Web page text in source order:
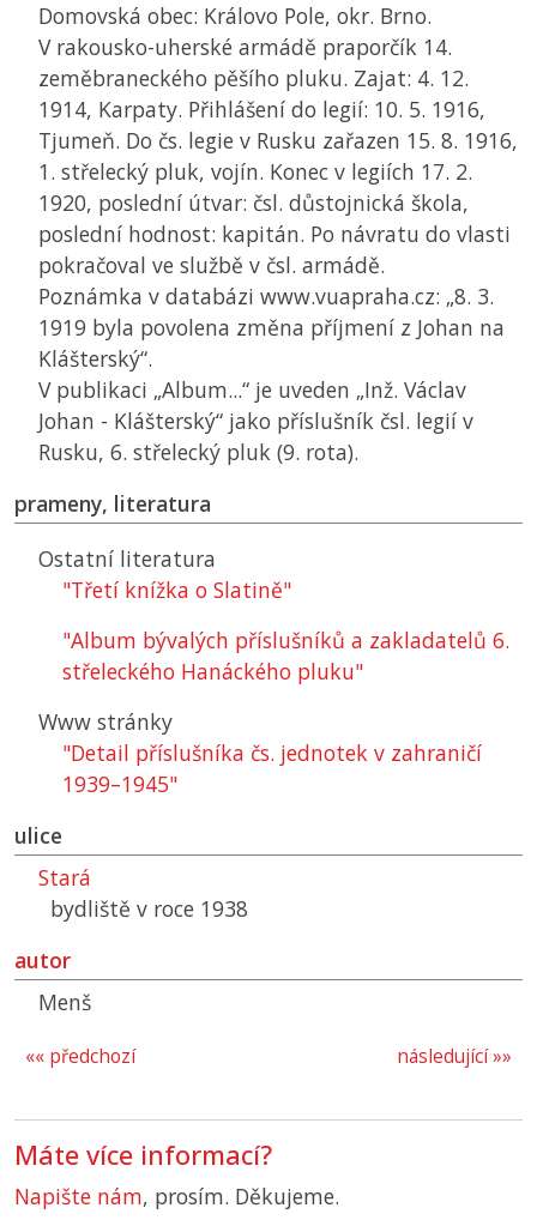
Domovská obec: Královo Pole, okr. Brno.
V rakousko-uherské armádě praporčík 14.
zeměbraneckého pěšího pluku. Zajat: 4. 12.
1914, Karpaty. Přihlášení do legií: 10. 5. 1916,
Tjumeň. Do čs. legie v Rusku zařazen 15. 8. 1916,
1. střelecký pluk, vojín. Konec v legiích 17. 2.
1920, poslední útvar: čsl. důstojnická škola,
poslední hodnost: kapitán. Po návratu do vlasti
pokračoval ve službě v čsl. armádě.
Poznámka v databázi www.vuapraha.cz: „8. 3.
1919 byla povolena změna příjmení z Johan na
Klášterský“.
V publikaci „Album...“ je uveden „Inž. Václav
Johan - Klášterský“ jako příslušník čsl. legií v
Rusku, 6. střelecký pluk (9. rota).
prameny, literatura
Ostatní literatura
"Třetí knížka o Slatině"
"Album bývalých příslušníků a zakladatelů 6.
střeleckého Hanáckého pluku"
Www stránky
"Detail příslušníka čs. jednotek v zahraničí
1939–1945"
ulice
Stará
bydliště v roce 1938
autor
Menš
následující »»
«« předchozí
Máte více informací?
Napište nám, prosím. Děkujeme.